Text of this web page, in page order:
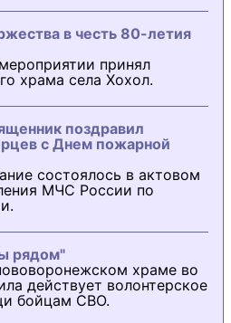
в честь 80-летия
принял
храма села Хохол.
поздравил
с Днем пожарной
состоялось в актовом
МЧС России по
рядом"
храме во
действует волонтерское
бойцам СВО.